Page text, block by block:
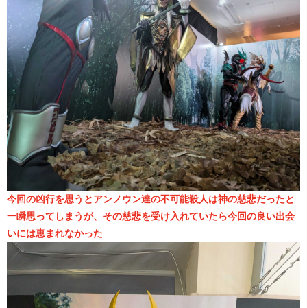
今回の凶行を思うとアンノウン達の不可能殺人は神の慈悲だったと
一瞬思ってしまうが、その慈悲を受け入れていたら今回の良い出会
いには恵まれなかった